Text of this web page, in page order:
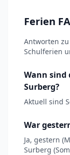
Ferien
Antworten
Schulferien
Wann sind
Surberg?
Aktuell sind
War
Ja, gestern
Surberg